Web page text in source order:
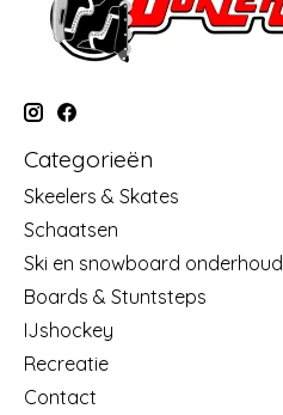
Categorieën
Skeelers & Skates
Schaatsen
Ski en snowboard onderhoud
Boards & Stuntsteps
IJshockey
Recreatie
Contact